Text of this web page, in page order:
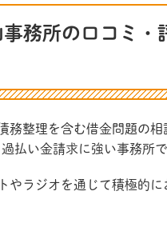
務所の口コミ・
務整理を含む借金問題の相
払い金請求に強い事務所で
やラジオを通じて積極的に